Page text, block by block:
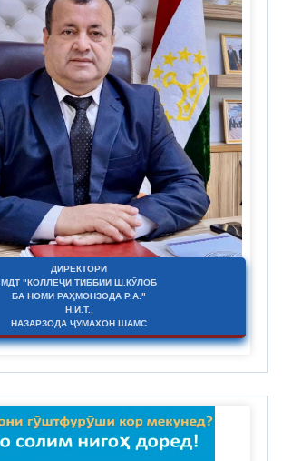
ДИРЕКТОРИ
МДТ "КОЛЛЕҶИ ТИББИИ Ш.КӮЛОБ
БА НОМИ РАҲМОНЗОДА Р.А."
Н.И.Т.,
НАЗАРЗОДА ҶУМАХОН ШАМС